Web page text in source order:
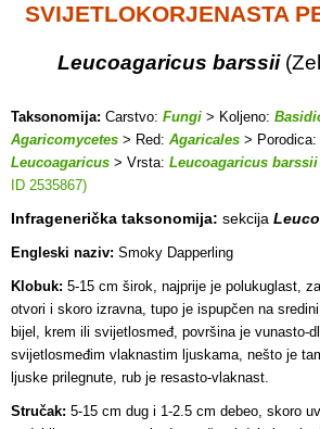
SVIJETLOKORJENASTA
Leucoagaricus barssii
Taksonomija: Carstvo: Fungi > Koljeno:
Agaricomycetes > Red: Agaricales > Porodica:
Leucoagaricus > Vrsta: Leucoagaricus barssii
ID 2535867)
Infragenerička taksonomija: sekcija
Engleski naziv: Smoky Dapperling
Klobuk: 5-15 cm širok, najprije je polukuglast,
otvori i skoro izravna, tupo je ispupčen na
bijel, krem ili svijetlosmeđ, površina je vunasto-
svijetlosmeđim vlaknastim ljuskama, nešto je
ljuske prilegnute, rub je resasto-vlaknast.
Stručak: 5-15 cm dug i 1-2.5 cm debeo, skoro